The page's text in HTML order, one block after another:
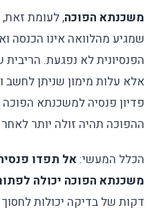
משכנתא הפוכה, לעומת זאת,
שמגיע מהלוואה אינו הכנסה
הפנסיונית לא נפגעת.
אלא עלות מימון שניתן לחשב
פדיון פנסיה למשכנתא
ההפוכה תהיה זולה יותר
הכלל המעשי: אל תפדו
משכנתא הפוכה יכולה
דקות של בדיקה יכולות